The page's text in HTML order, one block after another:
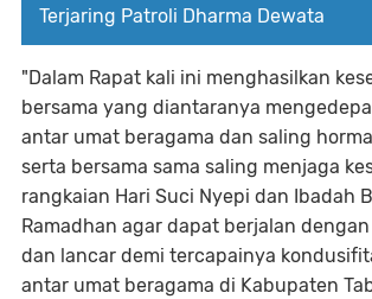
Terjaring Patroli Dharma Dewata
"Dalam Rapat kali ini menghasilkan
bersama yang diantaranya
antar umat beragama dan saling
serta bersama sama saling menjaga
rangkaian Hari Suci Nyepi dan Ibadah
Ramadhan agar dapat berjalan
dan lancar demi tercapainya
antar umat beragama di Kabupaten